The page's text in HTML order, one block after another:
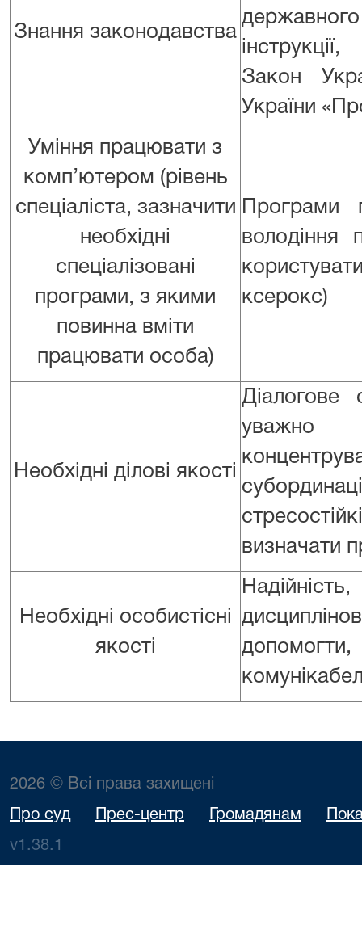
Знання законодавства
Закон
України
Уміння працювати з
комп’ютером (рівень
спеціаліста, зазначити
необхідні
спеціалізовані
програми, з якими
повинна вміти
працювати особа)
володіння
ксерокс)
Необхідні ділові якості
Діалогове
уважно
визначати
Необхідні особистісні
якості
допомогти,
2026 © Всі права захищені
Про суд Прес-центр Громадянам
v1.38.1